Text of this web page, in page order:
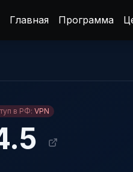
Главная Программа
в РФ: VPN